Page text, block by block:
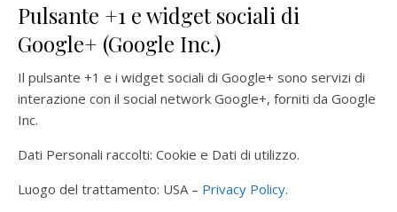
Pulsante +1 e widget sociali di
Google+ (Google Inc.)
Il pulsante +1 e i widget sociali di Google+ sono servizi di
interazione con il social network Google+, forniti da Google
Inc.
Dati Personali raccolti: Cookie e Dati di utilizzo.
Luogo del trattamento: USA – Privacy Policy.